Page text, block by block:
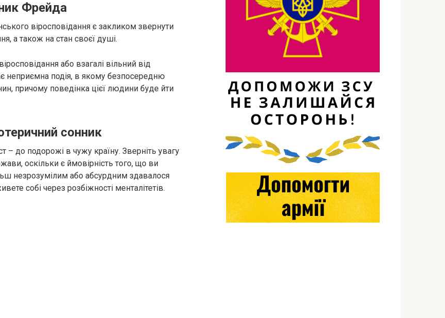
Фрейда
віросповідання є закликом звернути
а також на стан своєї душі.
або взагалі вільний від
неприємна подія, в якому безпосередню
причому поведінка цієї людини буде йти
сонник
– до подорожі в чужу країну. Зверніть увагу
оскільки є ймовірність того, що ви
незрозумілим або абсурдним здавалося
собі через розбіжності менталітетів.